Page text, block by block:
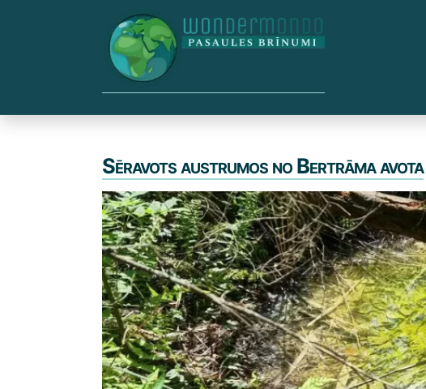
Sēravots austrumos no Bertrāma avota